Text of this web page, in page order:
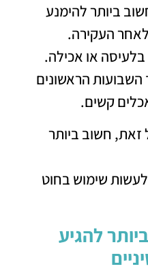
ביותר להימנע
העקירה.
בלעיסה או אכילה.
הראשונים
קשים.
זאת, חשוב ביותר
שימוש בחוט
להגיע